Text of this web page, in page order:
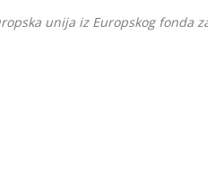
unija iz Europskog fonda